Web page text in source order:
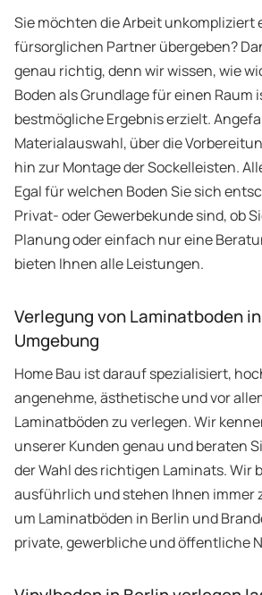
Sie möchten die Arbeit unkompliziert
fürsorglichen Partner übergeben?
genau richtig, denn wir wissen, wie
Boden als Grundlage für einen Raum
bestmögliche Ergebnis erzielt.
Materialauswahl, über die
hin zur Montage der Sockelleisten.
Egal für welchen Boden Sie sich
Privat- oder Gewerbekunde sind, ob
Planung oder einfach nur eine
bieten Ihnen alle Leistungen.
Verlegung von Laminatboden
Umgebung
Home Bau ist darauf spezialisiert,
angenehme, ästhetische und vor
Laminatböden zu verlegen. Wir
unserer Kunden genau und beraten
der Wahl des richtigen Laminats. Wir
ausführlich und stehen Ihnen immer
um Laminatböden in Berlin und
private, gewerbliche und öffentliche